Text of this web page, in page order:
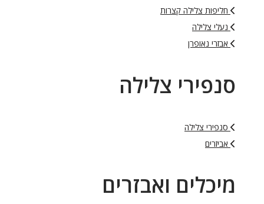
חליפות צלילה קצרות
נעלי צלילה
אבזרי נאופרן
סנפירי צלילה
סנפירי צלילה
אביזרים
מיכלים ואבזרים